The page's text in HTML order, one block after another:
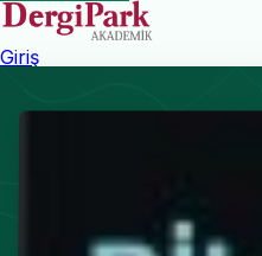
Giriş